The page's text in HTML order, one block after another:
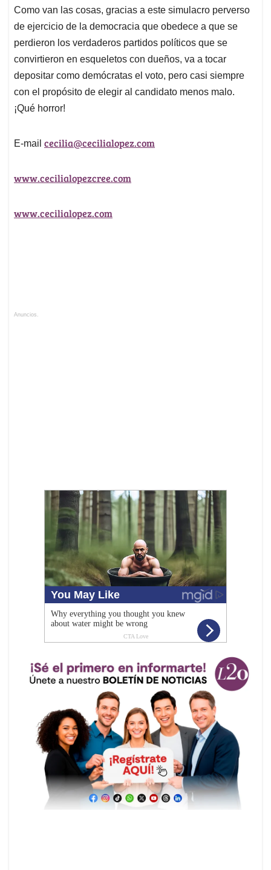
Como van las cosas, gracias a este simulacro perverso
de ejercicio de la democracia que obedece a que se
perdieron los verdaderos partidos políticos que se
convirtieron en esqueletos con dueños, va a tocar
depositar como demócratas el voto, pero casi siempre
con el propósito de elegir al candidato menos malo.
¡Qué horror!
E-mail cecilia@cecilialopez.com
www.cecilialopezcree.com
www.cecilialopez.com
Anuncios.